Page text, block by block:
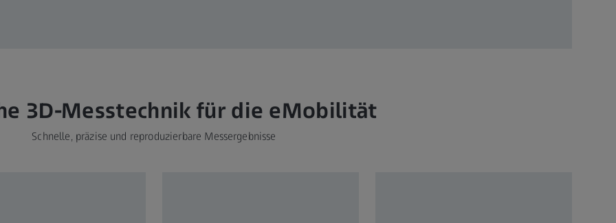
3D-Messtechnik für die eMobilität
Schnelle, präzise und reproduzierbare Messergebnisse